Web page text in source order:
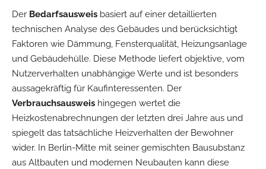
Der Bedarfsausweis basiert auf einer detaillierten
technischen Analyse des Gebäudes und berücksichtigt
Faktoren wie Dämmung, Fensterqualität, Heizungsanlage
und Gebäudehülle. Diese Methode liefert objektive, vom
Nutzerverhalten unabhängige Werte und ist besonders
aussagekräftig für Kaufinteressenten. Der
Verbrauchsausweis hingegen wertet die
Heizkostenabrechnungen der letzten drei Jahre aus und
spiegelt das tatsächliche Heizverhalten der Bewohner
wider. In Berlin-Mitte mit seiner gemischten Bausubstanz
aus Altbauten und modernen Neubauten kann diese